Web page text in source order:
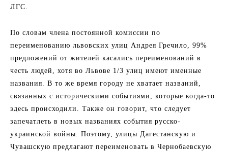
ЛГС.
По словам члена постоянной комиссии по
переименованию львовских улиц Андрея Гречило, 99%
предложений от жителей касались переименований в
честь людей, хотя во Львове 1/3 улиц имеют именные
названия. В то же время городу не хватает названий,
связанных с историческими событиями, которые когда-то
здесь происходили. Также он говорит, что следует
запечатлеть в новых названиях события русско-
украинской войны. Поэтому, улицы Дагестанскую и
Чувашскую предлагают переименовать в Чернобаевскую